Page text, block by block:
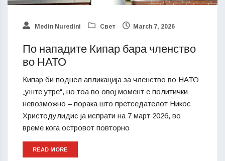
Medin Nuredini Свет March 7, 2026
По нападите Кипар бара членство
во НАТО
Кипар би поднел апликација за членство во НАТО
„уште утре“, но тоа во овој момент е политички
невозможно – порака што претседателот Никос
Христодулидис ја испрати на 7 март 2026, во
време кога островот повторно
READ MORE